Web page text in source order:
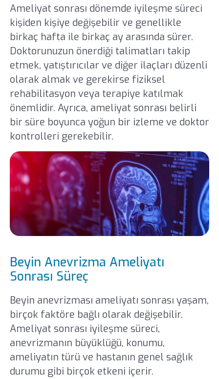
Ameliyat sonrası dönemde iyileşme süreci
kişiden kişiye değişebilir ve genellikle
birkaç hafta ile birkaç ay arasında sürer.
Doktorunuzun önerdiği talimatları takip
etmek, yatıştırıcılar ve diğer ilaçları düzenli
olarak almak ve gerekirse fiziksel
rehabilitasyon veya terapiye katılmak
önemlidir. Ayrıca, ameliyat sonrası belirli
bir süre boyunca yoğun bir izleme ve doktor
kontrolleri gerekebilir.
Beyin Anevrizma Ameliyatı
Sonrası Süreç
Beyin anevrizması ameliyatı sonrası yaşam,
birçok faktöre bağlı olarak değişebilir.
Ameliyat sonrası iyileşme süreci,
anevrizmanın büyüklüğü, konumu,
ameliyatın türü ve hastanın genel sağlık
durumu gibi birçok etkeni içerir.